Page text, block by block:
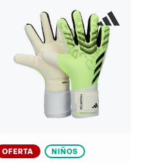
OFERTA NIÑOS